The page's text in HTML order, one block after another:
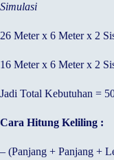
Simulasi
26 Meter x 6 Meter x 2
16 Meter x 6 Meter x 2
Jadi Total Kebutuhan =
Cara Hitung Keliling :
– (Panjang + Panjang +